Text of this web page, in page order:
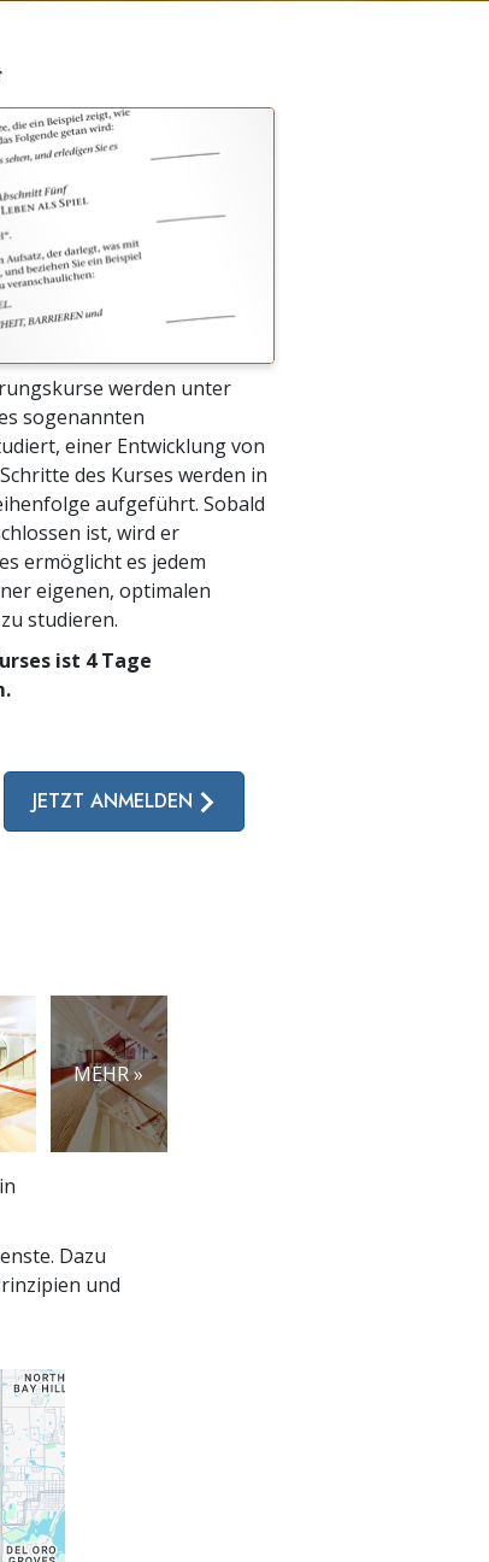
werden unter
sogenannten
einer Entwicklung von
des Kurses werden in
aufgeführt. Sobald
ist, wird er
ermöglicht es jedem
eigenen, optimalen
studieren.
ist 4 Tage
JETZT ANMELDEN
MEHR »
Dazu
und